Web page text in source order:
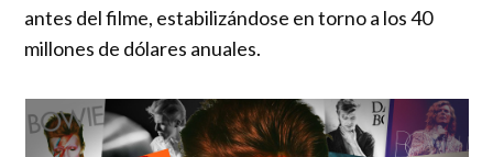
antes del filme, estabilizándose en torno a los 40
millones de dólares anuales.